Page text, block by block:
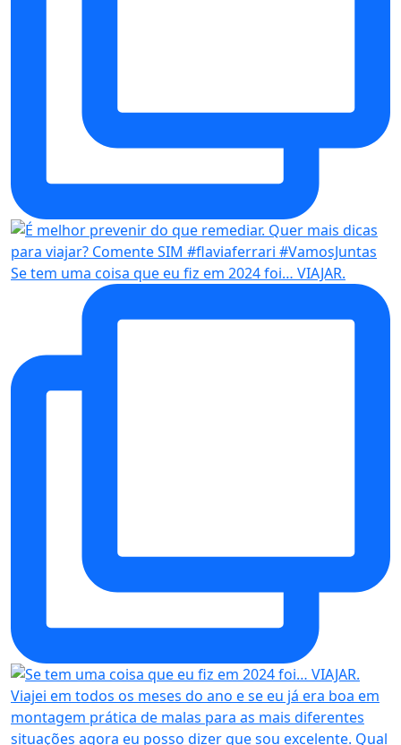
Se tem uma coisa que eu fiz em 2024 foi… VIAJAR.